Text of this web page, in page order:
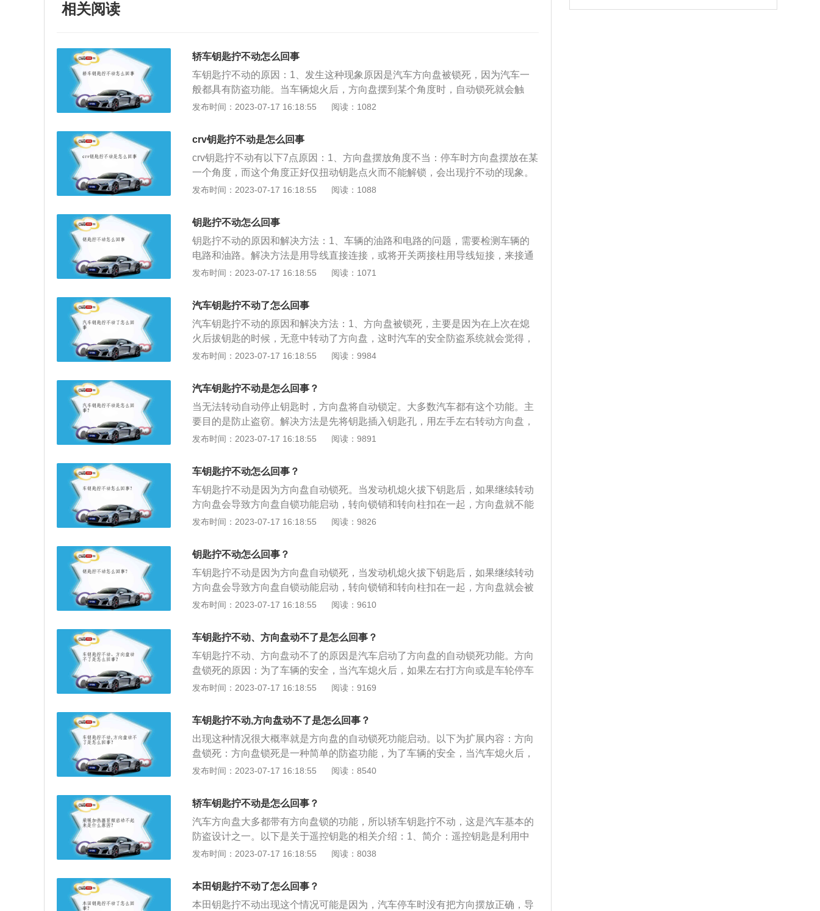
相关阅读
轿车钥匙拧不动怎么回事
车钥匙拧不动的原因：1、发生这种现象原因是汽车方向盘被锁死，因为汽车一
般都具有防盗功能。当车辆熄火后，方向盘摆到某个角度时，自动锁死就会触
发，这时候如果拿钥匙点火就不能拧不动；解决方法：当发现钥匙拧不动时，不
方法其实很简单，把钥匙插入钥匙孔，左手左右转动方向盘，右手轻轻拧钥匙，
直到钥匙可以拧动；2、由于洗车后残留的水进入钥匙孔造成，当钥匙插入锁孔
后，里面的锁止机构不能弹起，出现钥匙无法拧动；解决方法：此时不要用力去
拧钥匙，否则会造成钥匙的损坏或是变形而无法使用。应使用遥控器开启车门或
是给门锁加热的方式打开。3、忘记把档位回归到原位，所以轿车钥匙拧不动；
发布时间：2023-07-17 16:18:55 阅读：1082
crv钥匙拧不动是怎么回事
crv钥匙拧不动有以下7点原因：1、方向盘摆放角度不当：停车时方向盘摆放在某
一个角度，而这个角度正好仅扭动钥匙点火而不能解锁，会出现拧不动的现象。
解决方法：可以右手轻扭钥匙，左手轻转方向盘，方向盘就自然解锁。2、方向
方向盘转动，就会导致方向盘自锁功能启动，转向锁销和转向柱扣在一起，方向
盘就不能动，即使是插进钥匙用力拧也拧不动，这是车辆的防盗系统认为汽车存
在被盗风险，所以锁死方向盘来实现防盗功能。解决方法：需要等待一两个小时
锁定解除后，再进行解锁尝试。3、钥匙簧片磨损卡下线：如果用以上方法都很
难转动钥匙，并且可以明确判断与方向盘无关，那么故障原因应该是钥匙簧片磨
不对：例如拧钥匙的方向错了。解决方法：建议尝试向反方向拧动。5、锁芯生
锈：解决方法：可以尝试给锁芯里面加点发动机油，润滑一下，看看能否打开，
如果还是不能打开，需更换锁芯。6、钥匙不匹配：可能是后期重新配的钥匙，
的。解决方法：建议对门锁部分进行加温处理，使冻在钥匙孔中的水融化。
发布时间：2023-07-17 16:18:55 阅读：1088
钥匙拧不动怎么回事
钥匙拧不动的原因和解决方法：1、车辆的油路和电路的问题，需要检测车辆的
电路和油路。解决方法是用导线直接连接，或将开关两接柱用导线短接，来接通
点火电路。2、方向盘自动锁死的功能起动，方向盘锁死是车辆上的一种防盗功
洗车后残留的水进入钥匙孔造成的，当钥匙插入锁孔后，里面的锁止机构不能弹
起，出现钥匙无法拧动。解决方法是给钥匙孔加热打开。4、拿错钥匙了，拿成
别的钥匙。解决方法是用相对应的钥匙。以下是钥匙各项功能详解：1、解锁
键：钥匙上标有的开锁图案的按钮，用于解开车辆车门、车窗的锁定，解除防盗
功能。2、锁车键：钥匙上标有的关锁图案的按钮，用于锁定车辆的车门、车
解除后备箱的锁定。4、寻车键：钥匙上标有喇叭图案的按钮，用于远距离唤醒
车辆并发出响声，能使车主辨别车辆位置。
发布时间：2023-07-17 16:18:55 阅读：1071
汽车钥匙拧不动了怎么回事
汽车钥匙拧不动的原因和解决方法：1、方向盘被锁死，主要是因为在上次在熄
火后拔钥匙的时候，无意中转动了方向盘，这时汽车的安全防盗系统就会觉得，
车辆可能会存在被盗的风险，因此就会自动锁死方向盘，避免车主的车辆被盗。
向盘这时虽然是被锁定的状态，但是打方向的时候还是可以轻微进行转动的。不
过在打方向盘的同时，另一只手也要拧动钥匙，这样才可以顺利的解开方向盘
锁。如果在不熟练的情况下，有可能在第一次尝试过程中会出现失败，这时也不
要着急，可以选择继续拔出钥匙，然后重复上面的步骤，直到操作两到三次左
右，就会解锁成功。转动钥匙同时转动方向盘2、大多数是由于洗车后残留的水
法拧动。此时，千万不要大力去拧，否则会造成钥匙的损坏或是变形而无法使
用。应采取使用遥控器开启车门或是给门锁加热的方式打开。车钥匙没电去哪里
换：车钥匙没电了，一般都是购买电池更换。也可以去4S店让工作人员更换。一
辆使用说明书上都会有标注。
发布时间：2023-07-17 16:18:55 阅读：9984
汽车钥匙拧不动是怎么回事？
当无法转动自动停止钥匙时，方向盘将自动锁定。大多数汽车都有这个功能。主
要目的是防止盗窃。解决方法是先将钥匙插入钥匙孔，用左手左右转动方向盘，
然后用右手转动钥匙，直到钥匙可以转动为止，方向盘将解锁。当发现钥匙无法
拔出，这在自动档车辆中经常发生。原因是自动档车辆并没有真正回到P档的位
置。有时它看起来好像已经回到了原来的位置，但它没有接触到电子传感器，或
者齿轮槽中有硬币和其他东西阻碍了它的返回。车主应检查挡槽内是否有异物并
清理干净；启动汽车，再次移动档位，确认其完全返回，然后拔出钥匙。
发布时间：2023-07-17 16:18:55 阅读：9891
车钥匙拧不动怎么回事？
车钥匙拧不动是因为方向盘自动锁死。当发动机熄火拔下钥匙后，如果继续转动
方向盘会导致方向盘自锁功能启动，转向锁销和转向柱扣在一起，方向盘就不能
动了，再插进钥匙时用力拧也拧不动。解决方法是：在拧汽车钥匙的同时轻微转
动方向盘就会自动落锁。随着对防盗安全意识的增强，现在的汽车都增设有方向
盘锁止构造，也就是说盗贼进入车内只要转一下方向盘，即处于方向盘锁死状
态，即便发动车也只能原地转圈。
发布时间：2023-07-17 16:18:55 阅读：9826
钥匙拧不动怎么回事？
车钥匙拧不动是因为方向盘自动锁死，当发动机熄火拔下钥匙后，如果继续转动
方向盘会导致方向盘自锁动能启动，转向锁销和转向柱扣在一起，方向盘就会被
锁定。关于车钥匙hold按键的相关信息如下：1、简介：hold键长按几秒开启后备
2、其他功能：hold键不是后备箱开启键，是远程启动发动机按钮。在远程距离
内，按住2至3秒种，汽车自动启动。这个功能在冬天和夏天时，可以提前调整车
内温度。
发布时间：2023-07-17 16:18:55 阅读：9610
车钥匙拧不动、方向盘动不了是怎么回事？
车钥匙拧不动、方向盘动不了的原因是汽车启动了方向盘的自动锁死功能。方向
盘锁死的原因：为了车辆的安全，当汽车熄火后，如果左右打方向或是车轮停车
不正时，受力后也会带动方向盘转动，就会导致方向盘自锁功能启动，转向锁销
盘来实现防盗功能。解锁的方法：首先插钥匙、踩刹车，然后左右转动方向盘，
虽然方向盘这时是被锁定状态，但是打方向时，方向盘还可以轻微地转动一点位
置，在打方向的同时拧动钥匙，即可完成方向盘解锁程序。
发布时间：2023-07-17 16:18:55 阅读：9169
车钥匙拧不动,方向盘动不了是怎么回事？
出现这种情况很大概率就是方向盘的自动锁死功能启动。以下为扩展内容：方向
盘锁死：方向盘锁死是一种简单的防盗功能，为了车辆的安全，当汽车熄火后，
如果左右打方向或是车轮停车时不正，受力后也会带动方向盘转动，就会导致方
钥匙用力拧也拧不动。解决方法：当出现汽车方向盘锁死无法扭钥匙的时候，不
用慌张，也不用急着找维修师傅，解决方法很简单，只要插进钥匙，一边拧钥匙
一边轻微转动方向盘就可以解锁。
发布时间：2023-07-17 16:18:55 阅读：8540
轿车钥匙拧不动是怎么回事？
汽车方向盘大多都带有方向盘锁的功能，所以轿车钥匙拧不动，这是汽车基本的
防盗设计之一。以下是关于遥控钥匙的相关介绍：1、简介：遥控钥匙是利用中
控锁的无线遥控功能，不用把钥匙键插入锁孔中就可以远距离开门和锁门的钥
收该电波信号，经电子控制单元（ECU,ElectronicControlUnit）识别信号代码，
再由该系统的执行器（电动机或电磁线圈）执行开/闭锁的动作。
发布时间：2023-07-17 16:18:55 阅读：8038
本田钥匙拧不动了怎么回事？
本田钥匙拧不动出现这个情况可能是因为，汽车停车时没有把方向摆放正确，导
响；<&list>3.稳定器的转向胶套和球头